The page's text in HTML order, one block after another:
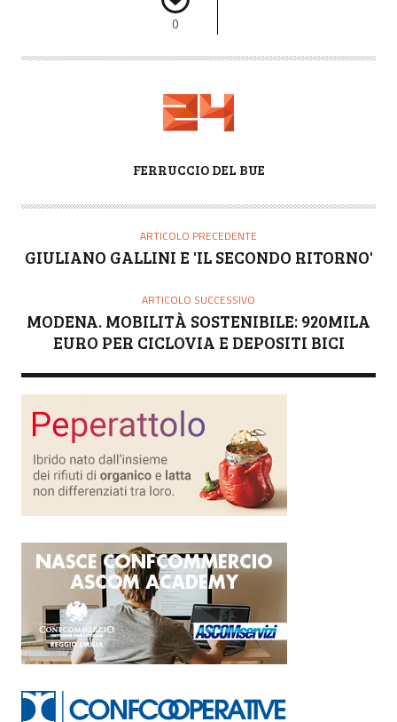
0
T
R
FERRUCCIO DEL BUE
ARTICOLO PRECEDENTE
GIULIANO GALLINI E 'IL SECONDO RITORNO'
ARTICOLO SUCCESSIVO
MODENA. MOBILITÀ SOSTENIBILE: 920MILA
EURO PER CICLOVIA E DEPOSITI BICI